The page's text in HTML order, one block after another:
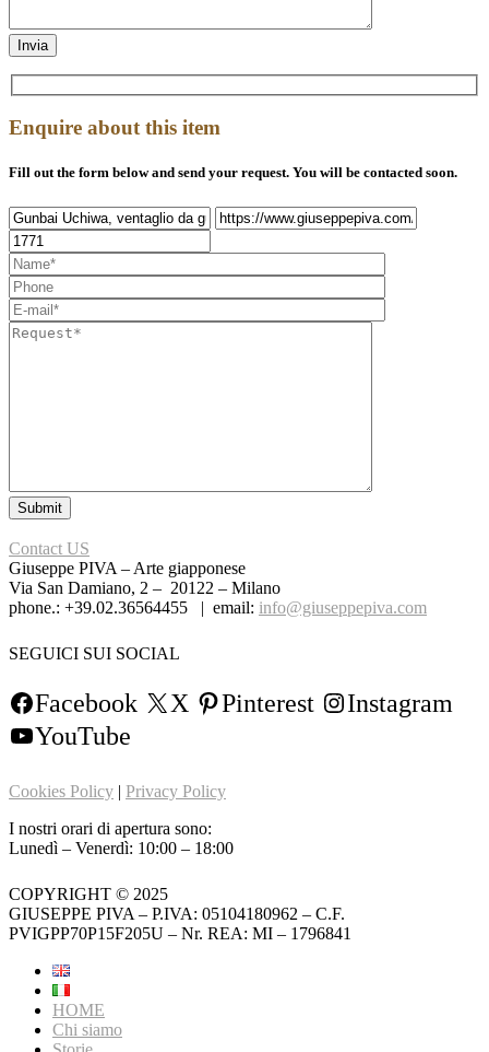
Enquire about this item
Fill out the form below and send your request. You will be contacted soon.
Contact US
Giuseppe PIVA – Arte giapponese
Via San Damiano, 2 – 20122 – Milano
phone.: +39.02.36564455 | email: info@giuseppepiva.com
SEGUICI SUI SOCIAL
Facebook X Pinterest
Instagram
YouTube
Cookies Policy | Privacy Policy
I nostri orari di apertura sono:
Lunedì – Venerdì: 10:00 – 18:00
COPYRIGHT © 2025
GIUSEPPE PIVA – P.IVA: 05104180962 – C.F.
PVIGPP70P15F205U – Nr. REA: MI – 1796841
HOME
Chi siamo